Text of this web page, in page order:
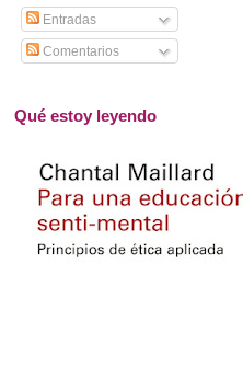
Entradas
Comentarios
Qué estoy leyendo